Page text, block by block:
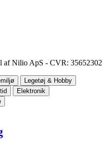
af Nilio ApS - CVR: 35652302
Legetøj & Hobby
Elektronik